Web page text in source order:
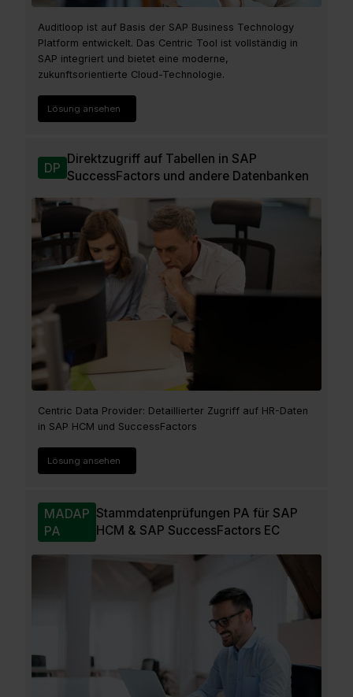
Auditloop ist auf Basis der SAP Business Technology
Platform entwickelt. Das Centric Tool ist vollständig in
SAP integriert und bietet eine moderne,
zukunftsorientierte Cloud-Technologie.
Lösung ansehen
DP
Direktzugriff auf Tabellen in SAP
SuccessFactors und andere Datenbanken
Centric Data Provider: Detaillierter Zugriff auf HR-Daten
in SAP HCM und SuccessFactors
Lösung ansehen
MADAP
PA
Stammdatenprüfungen PA für SAP
HCM & SAP SuccessFactors EC